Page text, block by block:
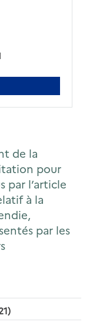
de la
pour
par l’article
à la
par les